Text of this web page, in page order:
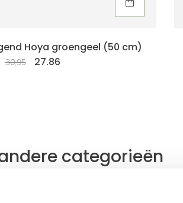
Hoya groengeel (50 cm)
30,95 27.86
categorieën